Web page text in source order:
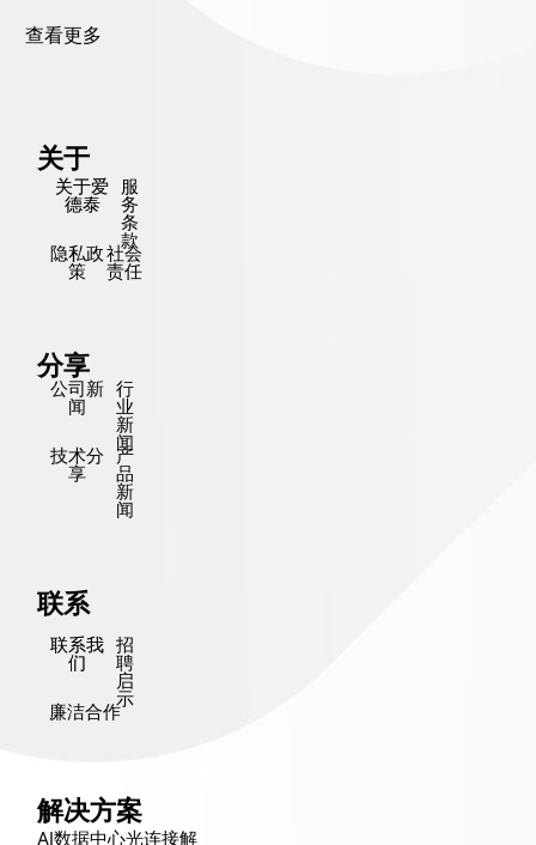
查看更多
关于
关于爱
德泰
服
务
条
款
隐私政
策
社会
责任
分享
公司新
闻
行
业
新
闻
技术分
享
产
品
新
闻
联系
联系我
们
招
聘
启
示
廉洁合作
解决方案
AI数据中心光连接解